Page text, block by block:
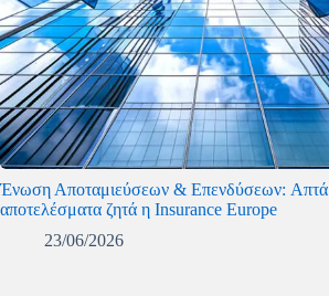
Ένωση Αποταμιεύσεων & Επενδύσεων: Απτά
αποτελέσματα ζητά η Insurance Europe
23/06/2026